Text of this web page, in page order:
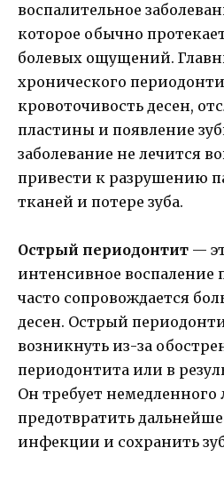
воспалительное
которое обычно
болевых ощущений.
хронического
кровоточивость десен,
пластины и появление
заболевание не лечится
привести к разрушению
тканей и потере зуба.
Острый периодонтит —
интенсивное воспаление
часто сопровождается
десен. Острый
возникнуть из-за
периодонтита или в
Он требует немедленного
предотвратить
инфекции и сохранить